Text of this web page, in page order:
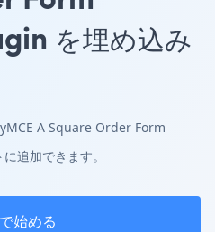
を埋め込み
A Square Order Form
追加できます。
始める